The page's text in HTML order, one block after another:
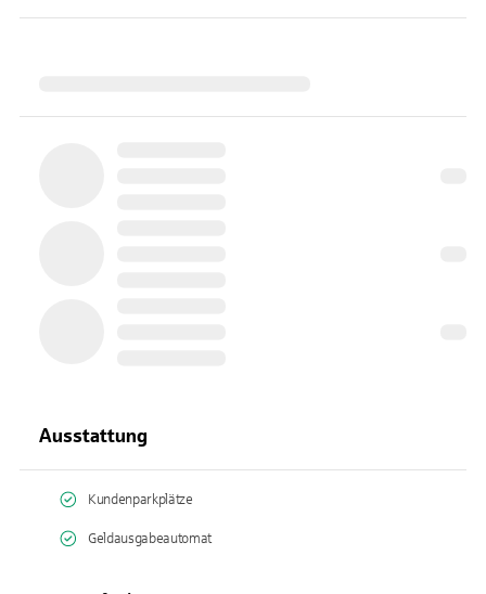
Ausstattung
Kundenparkplätze
Geldausgabeautomat